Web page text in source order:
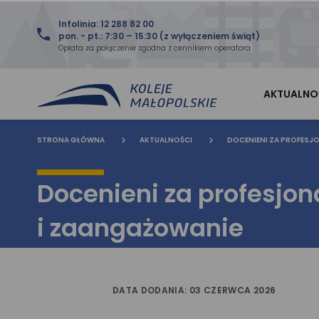
Infolinia: 12 288 82 00
pon. - pt.: 7:30 – 15:30 (z wyłączeniem świąt)
Opłata za połączenie zgodna z cennikiem operatora
STRONA GŁÓWNA AKTUALNOŚCI DOCENIENI ZA
Docenieni za
i zaangażowanie
DATA DODANIA: 03 CZERWCA 2026